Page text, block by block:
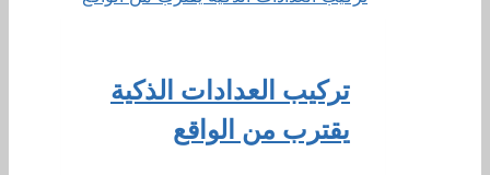
تركيب العدادات الذكية
يقترب من الواقع